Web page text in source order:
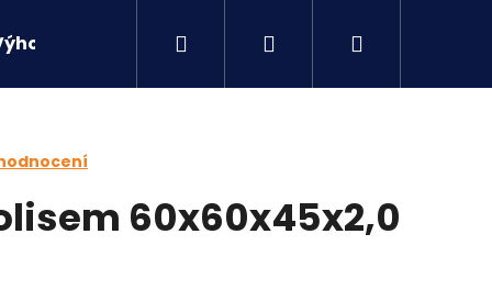
sety Kontakty Přihlášení
60x60x45x2,0